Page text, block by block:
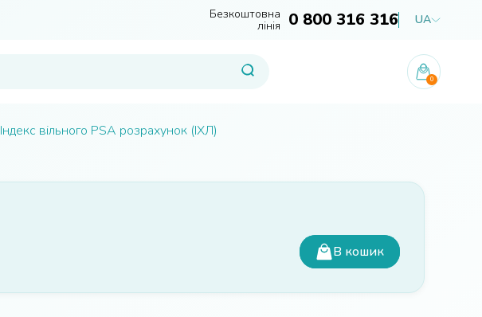
Безкоштовна
лінія 0 800 316 316 UA
0
Індекс вільного PSA розрахунок (ІХЛ)
В кошик